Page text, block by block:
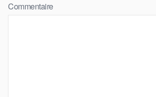
Commentaire